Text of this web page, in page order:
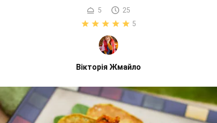
5
25
5
Вікторія Жмайло